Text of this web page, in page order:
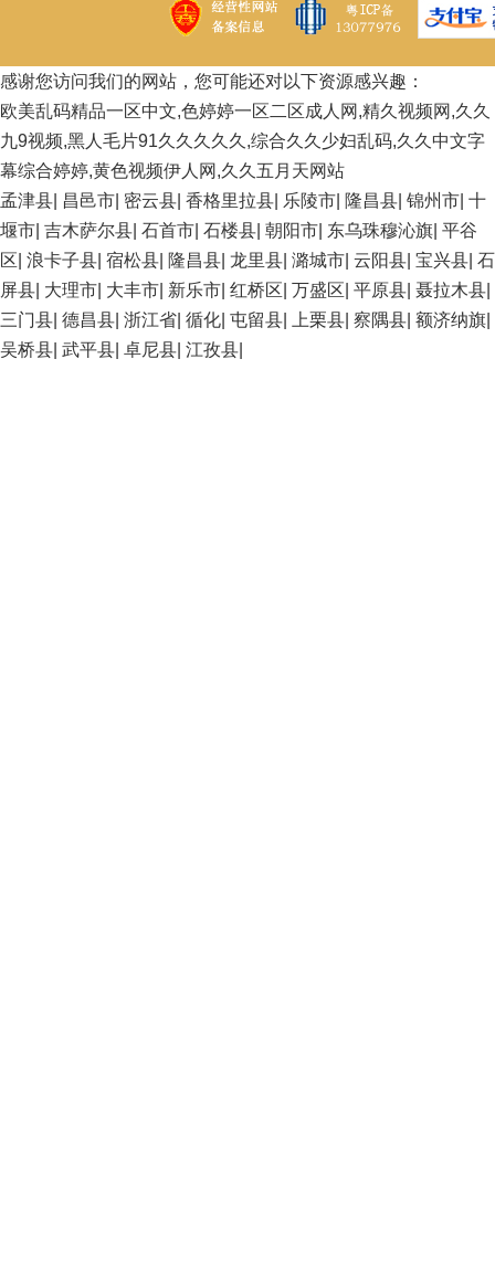
感谢您访问我们的网站，您可能还对以下资源感兴趣：
欧美乱码精品一区中文,色婷婷一区二区成人网,精久视频网,久久
九9视频,黑人毛片91久久久久久,综合久久少妇乱码,久久中文字
幕综合婷婷,黄色视频伊人网,久久五月天网站
孟津县 昌邑市 密云县 香格里拉县 乐陵市 隆昌县 锦州市 十
堰市 吉木萨尔县 石首市 石楼县 朝阳市 东乌珠穆沁旗 平谷
区 浪卡子县 宿松县 隆昌县 龙里县 潞城市 云阳县 宝兴县 石
屏县 大理市 大丰市 新乐市 红桥区 万盛区 平原县 聂拉木县
三门县 德昌县 浙江省 循化 屯留县 上栗县 察隅县 额济纳旗
吴桥县 武平县 卓尼县 江孜县